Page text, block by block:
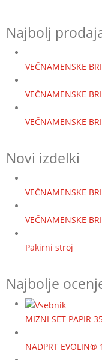
Najbolj
VEČNAMENSKE
VEČNAMENSKE
VEČNAMENSKE
Novi izdelki
VEČNAMENSKE
VEČNAMENSKE
Pakirni stroj
Najbolje
MIZNI SET PAPIR
NADPRT